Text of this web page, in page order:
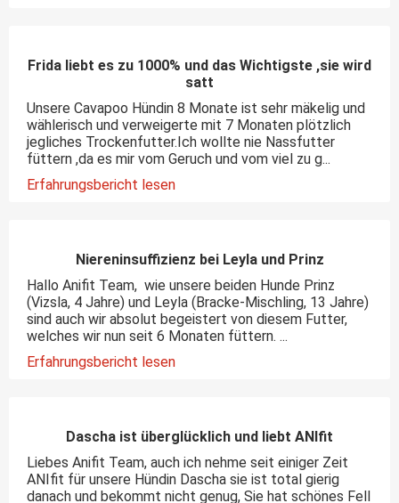
Frida liebt es zu 1000% und das Wichtigste ,sie wird
satt
Unsere Cavapoo Hündin 8 Monate ist sehr mäkelig und
wählerisch und verweigerte mit 7 Monaten plötzlich
jegliches Trockenfutter.Ich wollte nie Nassfutter
füttern ,da es mir vom Geruch und vom viel zu g...
Erfahrungsbericht lesen
Niereninsuffizienz bei Leyla und Prinz
Hallo Anifit Team, wie unsere beiden Hunde Prinz
(Vizsla, 4 Jahre) und Leyla (Bracke-Mischling, 13 Jahre)
sind auch wir absolut begeistert von diesem Futter,
welches wir nun seit 6 Monaten füttern. ...
Erfahrungsbericht lesen
Dascha ist überglücklich und liebt ANIfit
Liebes Anifit Team, auch ich nehme seit einiger Zeit
ANIfit für unsere Hündin Dascha sie ist total gierig
danach und bekommt nicht genug, Sie hat schönes Fell